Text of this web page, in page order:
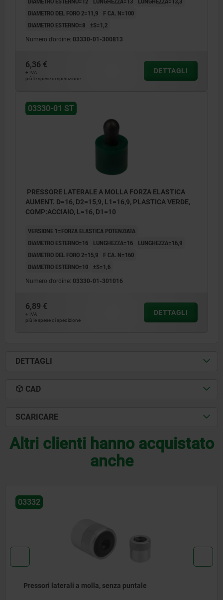
DIAMETRO DEL FORO 2=11,9
F CA. N=100
DIAMETRO ESTERNO=8
±S=1,2
Numero d’ordine: 03330-01-300813
6,36 €
+ IVA
più le spese di spedizione
DETTAGLI
03330-01 ST
PRESSORE LATERALE A MOLLA FORZA ELASTICA
AUMENT. D=16, D2=15,9, L1=16,9, PLASTICA VERDE,
COMP:ACCIAIO, L=16, D1=10
VERSIONE 1=FORZA ELASTICA POTENZIATA
DIAMETRO ESTERNO=16
LUNGHEZZA=16
LUNGHEZZA=16,9
DIAMETRO DEL FORO 2=15,9
F CA. N=160
DIAMETRO ESTERNO=10
±S=1,6
Numero d’ordine: 03330-01-301016
6,89 €
+ IVA
più le spese di spedizione
DETTAGLI
DETTAGLI
CAD
SCARICARE
Altri clienti hanno acquistato
anche
03340
Pressori laterali a molla in acciaio, sfere in plastica,